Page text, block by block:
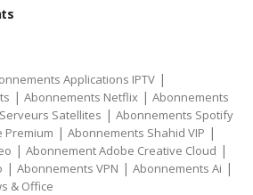
Applications IPTV |
| Abonnements Netflix | Abonnements
Satellites | Abonnements Spotify
Premium | Abonnements Shahid VIP |
| Abonnement Adobe Creative Cloud |
| Abonnements VPN | Abonnements Ai |
& Office